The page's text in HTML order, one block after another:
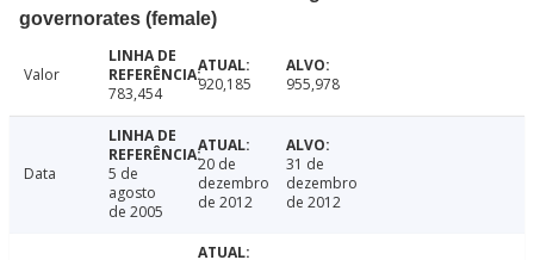
governorates (female)
Valor
783,454
920,185 955,978
Data
5 de
agosto
de 2005
20 de
dezembro
de 2012
31 de
dezembro
de 2012